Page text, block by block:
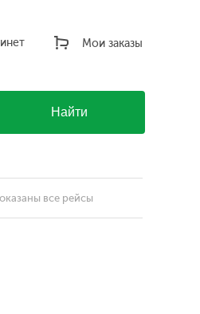
Мои заказы
Найти
все рейсы